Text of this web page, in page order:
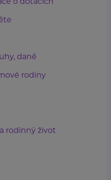
daně
rodiny
rodinný život